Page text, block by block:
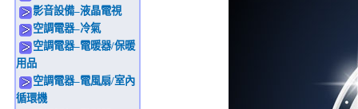
影音設備–液晶電視
空調電器–冷氣
空調電器–電暖器/保暖
用品
空調電器–電風扇/室內
循環機